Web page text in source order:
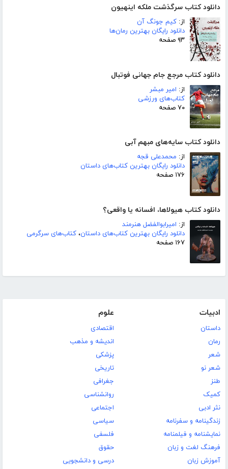
دانلود کتاب سرگذشت ملکه اینهیون
از: کیم جونگ آن
دانلود رایگان بهترین رمان‌ها
۹۳ صفحه
دانلود کتاب مرجع جام جهانی فوتبال
از: امیر مبشر
کتاب‌های ورزشی
۷۰ صفحه
دانلود کتاب سایه‌های مبهم آبی
از: محمدعلی قجه
دانلود رایگان بهترین کتاب‌های داستان
۱۷۶ صفحه
دانلود کتاب هیولاها، افسانه یا واقعی؟
از: امیرابوالفضل هنرمند
دانلود رایگان بهترین کتاب‌های داستان، کتاب‌های سرگرمی
۱۶۷ صفحه
ادبیات
داستان
رمان
شعر
شعر نو
طنز
کمیک
نثر ادبی
زندگینامه و سفرنامه
نمایشنامه و فیلمنامه
فرهنگ لغت و زبان
آموزش زبان
علوم
اقتصادی
اندیشه و مذهب
پزشکی
تاریخی
جغرافی
روانشناسی
اجتماعی
سیاسی
فلسفی
حقوق
درسی و دانشجویی